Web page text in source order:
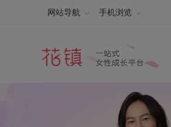
网站导航 手机浏览